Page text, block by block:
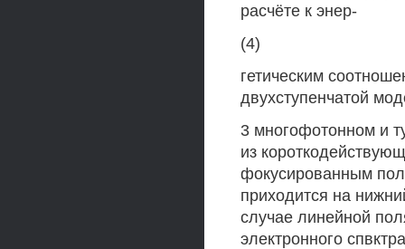
расчёте к энер-
(4)
гетическим
двухступенчатой
3 многофотонном и
из
фокусированным
приходится на
случае линейной
электронного